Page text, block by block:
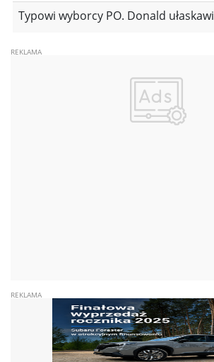
Typowi wyborcy PO. Donald ułaskawi